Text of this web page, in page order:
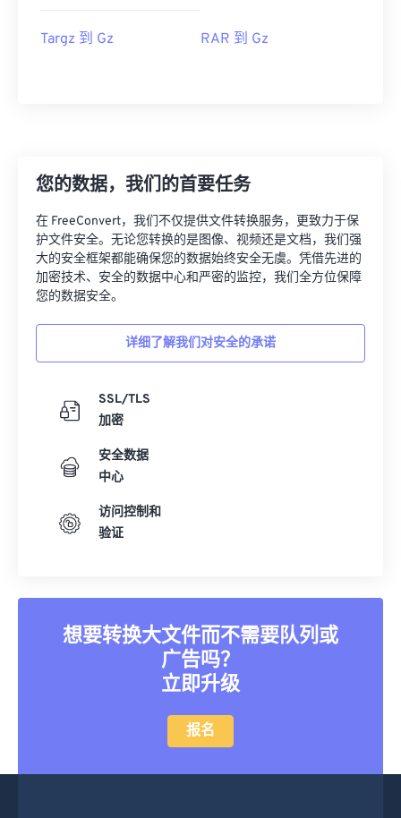
Targz 到 Gz RAR 到 Gz
您的数据，我们的首要任务
在 FreeConvert，我们不仅提供文件转换服务，更致力于保
护文件安全。无论您转换的是图像、视频还是文档，我们强
大的安全框架都能确保您的数据始终安全无虞。凭借先进的
加密技术、安全的数据中心和严密的监控，我们全方位保障
您的数据安全。
详细了解我们对安全的承诺
SSL/TLS
加密
安全数据
中心
访问控制和
验证
想要转换大文件而不需要队列或
广告吗？
立即升级
报名